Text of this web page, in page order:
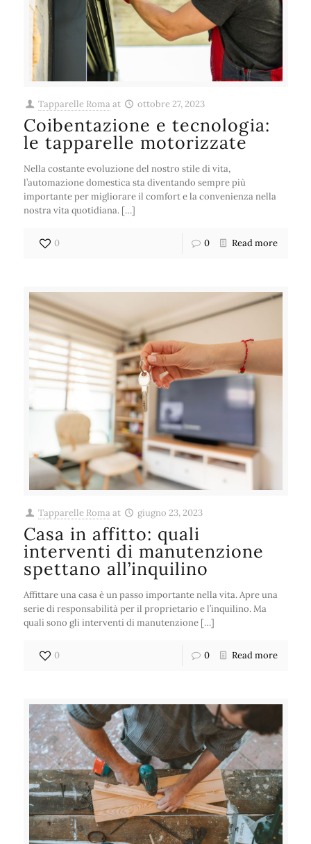
Tapparelle Roma at ottobre 27, 2023
Coibentazione e tecnologia:
le tapparelle motorizzate
Nella costante evoluzione del nostro stile di vita,
l’automazione domestica sta diventando sempre più
importante per migliorare il comfort e la convenienza nella
nostra vita quotidiana. […]
0 0 Read more
Tapparelle Roma at giugno 23, 2023
Casa in affitto: quali
interventi di manutenzione
spettano all’inquilino
Affittare una casa è un passo importante nella vita. Apre una
serie di responsabilità per il proprietario e l’inquilino. Ma
quali sono gli interventi di manutenzione […]
0 0 Read more